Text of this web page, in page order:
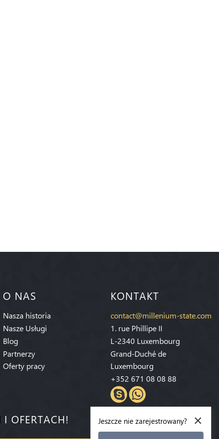
O NAS
Nasza historia
Nasze Usługi
Blog
Partnerzy
Oferty pracy
KONTAKT
contact@millenium-state.com
1. rue Phillipe II
L-2340 Luxembourg
Grand-Duché de
Luxembourg
+352 671 08 08 88
OFERTACH! ×
Jeszcze nie zarejestrowany?